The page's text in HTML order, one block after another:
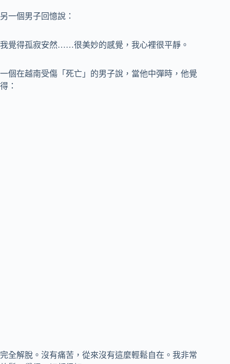
另一個男子回憶說：
我覺得孤寂安然……很美妙的感覺，我心裡很平靜。
一個在越南受傷「死亡」的男子說，當他中彈時，他覺
得：
完全解脫。沒有痛苦，從來沒有這麼輕鬆自在。我非常